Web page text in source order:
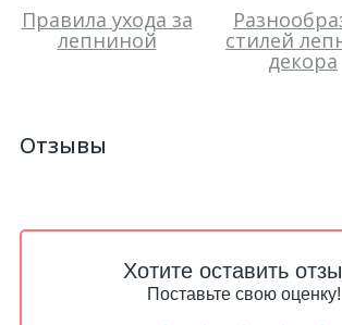
Правила ухода за
лепниной стилей
декора
Отзывы
Хотите оставить
Поставьте свою оценку!